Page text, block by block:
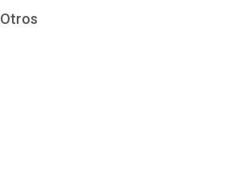
Otros